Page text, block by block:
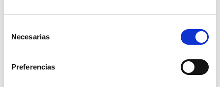
Necesarias
Preferencias